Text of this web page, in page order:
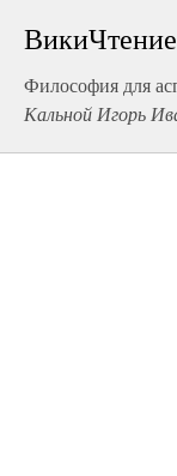
ВикиЧтение
Философия для
Кальной Игорь